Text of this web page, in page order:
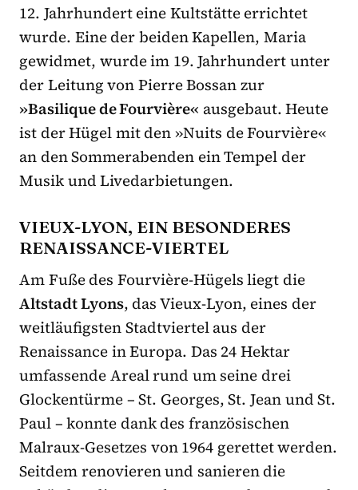
12. Jahrhundert eine Kultstätte errichtet
wurde. Eine der beiden Kapellen, Maria
gewidmet, wurde im 19. Jahrhundert unter
der Leitung von Pierre Bossan zur
»Basilique de Fourvière« ausgebaut. Heute
ist der Hügel mit den »Nuits de Fourvière«
an den Sommerabenden ein Tempel der
Musik und Livedarbietungen.
VIEUX-LYON, EIN BESONDERES
RENAISSANCE-VIERTEL
Am Fuße des Fourvière-Hügels liegt die
Altstadt Lyons, das Vieux-Lyon, eines der
weitläufigsten Stadtviertel aus der
Renaissance in Europa. Das 24 Hektar
umfassende Areal rund um seine drei
Glockentürme – St. Georges, St. Jean und St.
Paul – konnte dank des französischen
Malraux-Gesetzes von 1964 gerettet werden.
Seitdem renovieren und sanieren die